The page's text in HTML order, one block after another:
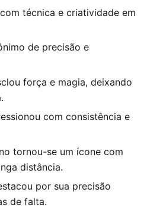
técnica e criatividade em
de precisão e
força e magia, deixando
com consistência e
tornou-se um ícone com
distância.
por sua precisão
de falta.